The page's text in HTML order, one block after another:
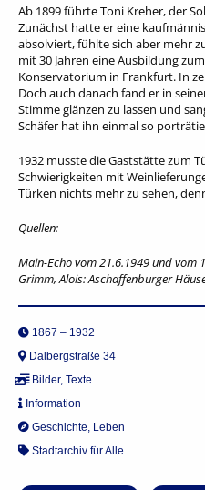
Ab 1899 führte Toni Kreher, der
Zunächst hatte er eine
absolviert, fühlte sich aber mehr
mit 30 Jahren eine Ausbildung
Konservatorium in Frankfurt. In
Doch auch danach fand er in
Stimme glänzen zu lassen und
Schäfer hat ihn einmal so
1932 musste die Gaststätte zum
Schwierigkeiten mit
Türken nichts mehr zu sehen,
Quellen:
Main-Echo vom 21.6.1949 und vom
Grimm, Alois: Aschaffenburger
1867 – 1932
Dalbergstraße 34
Bilder, Texte
Information
Geschichte Leben
Stadtarchiv für Alle